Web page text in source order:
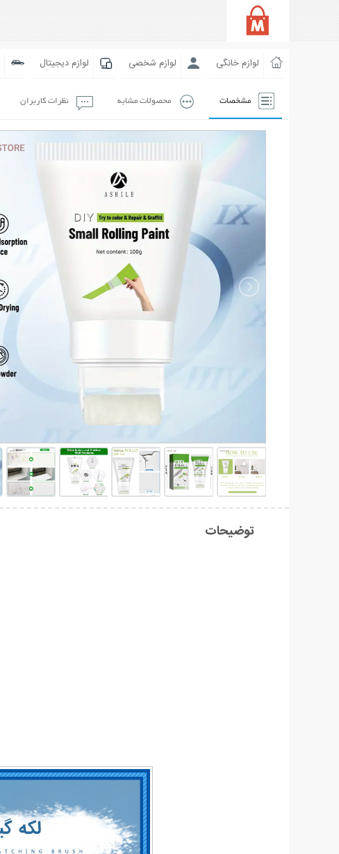
لوازم خانگی لوازم شخصی لوازم دیجیتال
مشخصات محصولات مشابه نظرات کاربران
توضیحات